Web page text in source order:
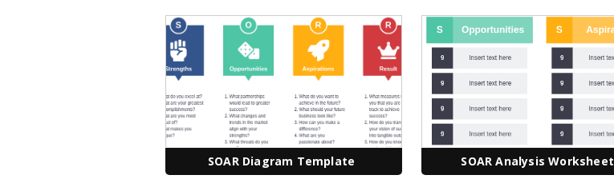
SOAR Diagram Template SOAR Analysis Worksheet